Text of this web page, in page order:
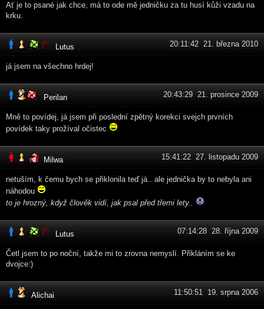
Ať je to psané jak chce, má to ode mě jedničku za tu husí kůži vzadu na
krku.
Lutus 20:11:42 21. března 2010
já jsem na všechno hrdej!
Perilan 20:43:29 21. prosince 2009
Mně to povídej, já jsem při poslední zpětný korekci svejch prvních
povídek taky prožíval očistec
Milwa 15:41:22 27. listopadu 2009
netuším, k čemu bych se přiklonila teď já.. ale jednička by to nebyla ani
náhodou
to je hrozný, když člověk vidí, jak psal před třemi lety..
Lutus 07:14:28 28. října 2009
Četl jsem to po noční, takže mi to zrovna nemyslí. Přikláním se ke
dvojce:)
Alichai 11:50:51 19. srpna 2006